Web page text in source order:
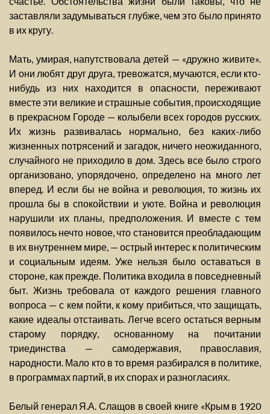
заставляли задумываться глубже, чем это было принято
в их кругу.
Мать, умирая, напутствовала детей — «дружно живите».
И они любят друг друга, тревожатся, мучаются, если кто-
нибудь из них находится в опасности, переживают
вместе эти великие и страшные события, происходящие
в прекрасном Городе — колыбели всех городов русских.
Их жизнь развивалась нормально, без каких-либо
жизненных потрясений и загадок, ничего неожиданного,
случайного не приходило в дом. Здесь все было строго
организовано, упорядочено, определено на много лет
вперед. И если бы не война и революция, то жизнь их
прошла бы в спокойствии и уюте. Война и революция
нарушили их планы, предположения. И вместе с тем
появилось нечто новое, что становится преобладающим
в их внутреннем мире, — острый интерес к политическим
и социальным идеям. Уже нельзя было оставаться в
стороне, как прежде. Политика входила в повседневный
быт. Жизнь требовала от каждого решения главного
вопроса — с кем пойти, к кому прибиться, что защищать,
какие идеалы отстаивать. Легче всего остаться верным
старому порядку, основанному на почитании
триединства — самодержавия, православия,
народности. Мало кто в то время разбирался в политике,
в программах партий, в их спорах и разногласиях.
Белый генерал Я.А. Слащов в своей книге «Крым в 1920